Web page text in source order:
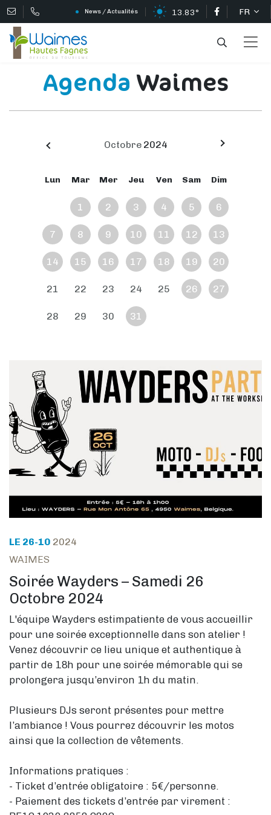
News / Actualités 13.83° FR
Accueil Agenda
Agenda Waimes
Octobre 2024
Lun Mar Mer Jeu Ven Sam Dim
1 2 3 4 5 6
7 8 9 10 11 12 13
14 15 16 17 18 19 20
21 22 23 24 25 26 27
28 29 30 31
LE 26-10 2024
WAIMES
Soirée Wayders – Samedi 26
Octobre 2024
L'équipe Wayders estimpatiente de vous accueillir
pour une soirée exceptionnelle dans son atelier !
Venez découvrir ce lieu unique et authentique à
partir de 18h pour une soirée mémorable qui se
prolongera jusqu’environ 1h du matin.
Plusieurs DJs seront présentes pour mettre
l’ambiance ! Vous pourrez découvrir les motos
ainsi que la collection de vêtements.
Informations pratiques :
- Ticket d’entrée obligatoire : 5€/personne.
- Paiement des tickets d’entrée par virement :